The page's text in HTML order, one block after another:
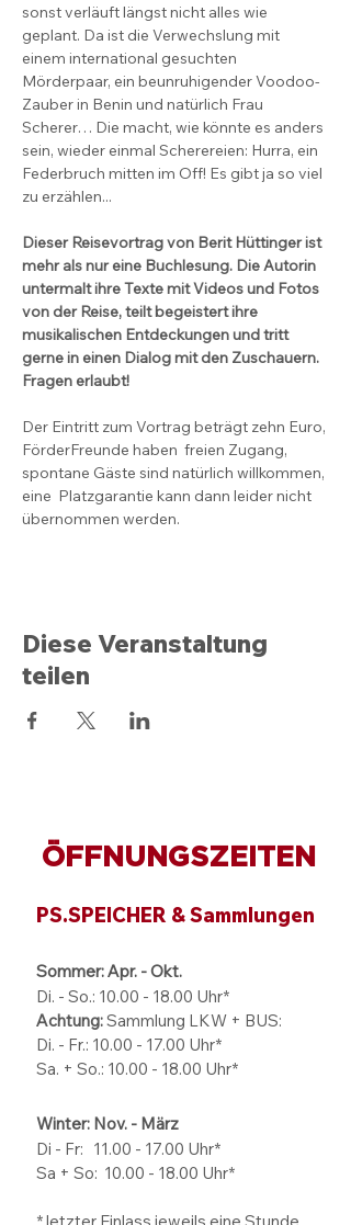
sonst verläuft längst nicht alles wie
geplant. Da ist die Verwechslung mit
einem international gesuchten
Mörderpaar, ein beunruhigender Voodoo-
Zauber in Benin und natürlich Frau
Scherer… Die macht, wie könnte es anders
sein, wieder einmal Scherereien: Hurra, ein
Federbruch mitten im Off! Es gibt ja so viel
zu erzählen...
Dieser Reisevortrag von Berit Hüttinger ist
mehr als nur eine Buchlesung. Die Autorin
untermalt ihre Texte mit Videos und Fotos
von der Reise, teilt begeistert ihre
musikalischen Entdeckungen und tritt
gerne in einen Dialog mit den Zuschauern.
Fragen erlaubt!
Der Eintritt zum Vortrag beträgt zehn Euro,
FörderFreunde haben  freien Zugang,
spontane Gäste sind natürlich willkommen,
eine  Platzgarantie kann dann leider nicht
übernommen werden.
Diese Veranstaltung
teilen
ÖFFNUNGSZEITEN
PS.SPEICHER & Sammlungen
Sommer: Apr. - Okt.
Di. - So.: 10.00 - 18.00 Uhr*
Achtung:Sammlung LKW + BUS:
Di. - Fr.: 10.00 - 17.00 Uhr*
Sa. + So.: 10.00 - 18.00 Uhr*
Winter: Nov. - März
Di - Fr: 11.00 - 17.00 Uhr*
Sa + So: 10.00 - 18.00 Uhr*
* letzter Einlass jeweils eine Stunde